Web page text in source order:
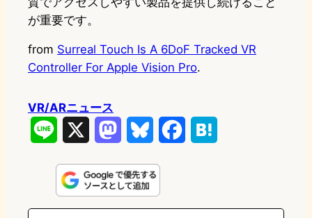
が重要です。
from Surreal Touch Is A 6DoF Tracked VR
Controller For Apple Vision Pro.
VR/ARニュース
n
e
s
t
u
e
e
e